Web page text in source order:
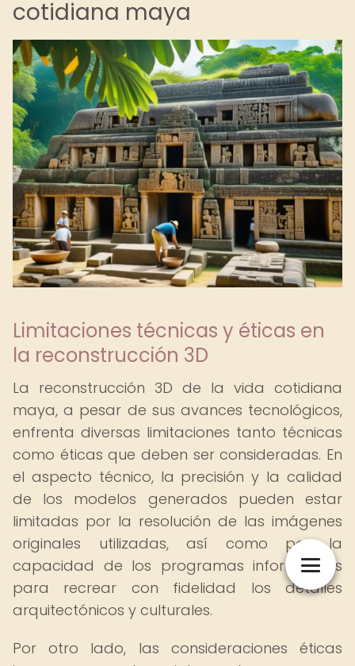
cotidiana maya
Limitaciones técnicas y éticas en
la reconstrucción 3D
La reconstrucción 3D de la vida cotidiana
maya, a pesar de sus avances tecnológicos,
enfrenta diversas limitaciones tanto técnicas
como éticas que deben ser consideradas. En
el aspecto técnico, la precisión y la calidad
de los modelos generados pueden estar
limitadas por la resolución de las imágenes
originales utilizadas, así como por la
capacidad de los programas informáticos
para recrear con fidelidad los detalles
arquitectónicos y culturales.
Por otro lado, las consideraciones éticas